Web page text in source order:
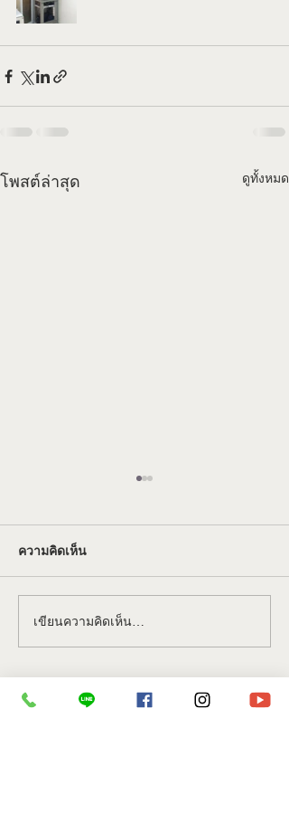
โพสต์ล่าสุด ดูทั้งหมด
ส่งมอบและติดตั้ง
คอมพิวเตอร์
ความคิดเห็น
เขียนความคิดเห็น…